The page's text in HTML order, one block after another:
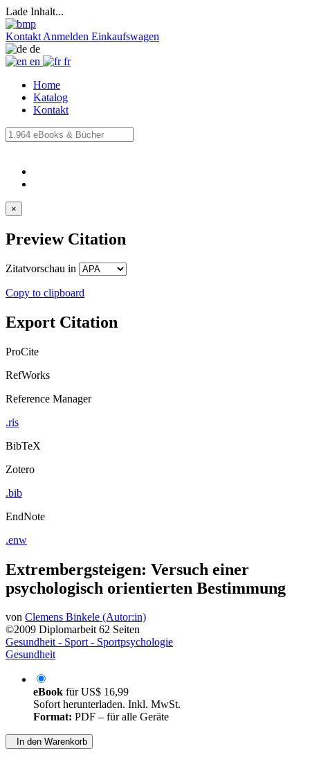
Lade Inhalt...
Kontakt Anmelden Einkaufswagen
de
en
fr
Home
Katalog
Kontakt
×
Preview Citation
Zitatvorschau in
Copy to clipboard
Export Citation
ProCite
RefWorks
Reference Manager
.ris
BibTeX
Zotero
.bib
EndNote
.enw
Extrembergsteigen: Versuch einer
psychologisch orientierten Bestimmung
von Clemens Binkele (Autor:in)
©2009 Diplomarbeit 62 Seiten
Gesundheit - Sport - Sportpsychologie
Gesundheit
eBook fürUS$ 16,99
Sofort herunterladen. Inkl. MwSt.
Format: PDF – für alle Geräte
In den Warenkorb